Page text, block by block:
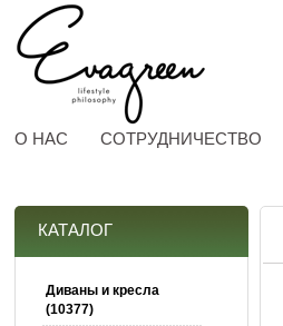
О НАС СОТРУДНИЧЕСТВО
КАТАЛОГ
Диваны и кресла
(10377)